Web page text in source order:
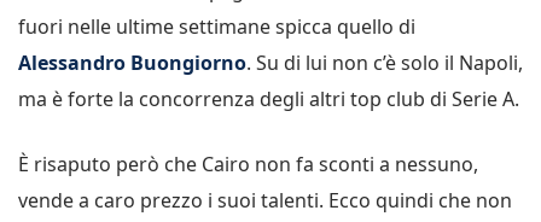
fuori nelle ultime settimane spicca quello di
Alessandro Buongiorno. Su di lui non c’è solo il Napoli,
ma è forte la concorrenza degli altri top club di Serie A.
È risaputo però che Cairo non fa sconti a nessuno,
vende a caro prezzo i suoi talenti. Ecco quindi che non